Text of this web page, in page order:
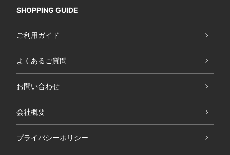
SHOPPING GUIDE
ご利用ガイド
よくあるご質問
お問い合わせ
会社概要
プライバシーポリシー